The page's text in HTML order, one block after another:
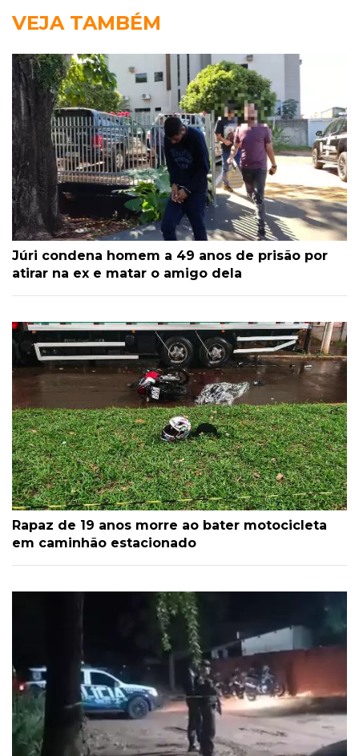
VEJA TAMBÉM
Júri condena homem a 49 anos de prisão por
atirar na ex e matar o amigo dela
Rapaz de 19 anos morre ao bater motocicleta
em caminhão estacionado